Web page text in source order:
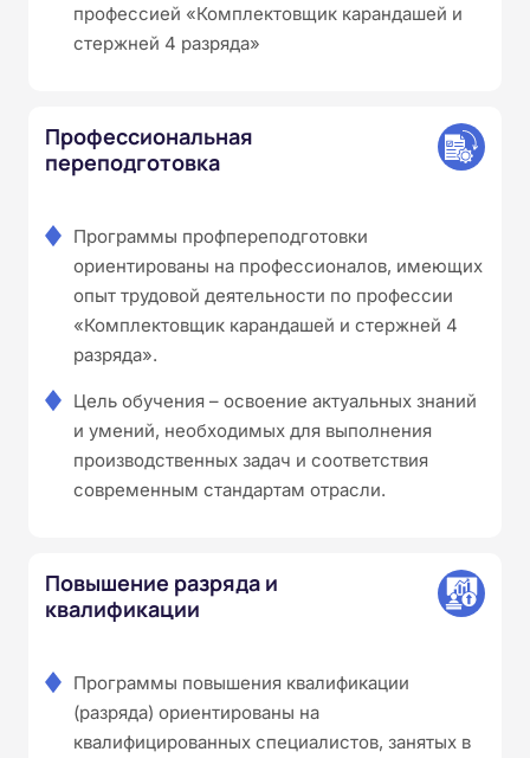
профессией «Комплектовщик карандашей и
стержней 4 разряда»
Профессиональная
переподготовка
Программы профпереподготовки
ориентированы на профессионалов, имеющих
опыт трудовой деятельности по профессии
«Комплектовщик карандашей и стержней 4
разряда».
Цель обучения – освоение актуальных знаний
и умений, необходимых для выполнения
производственных задач и соответствия
современным стандартам отрасли.
Повышение разряда и
квалификации
Программы повышения квалификации
(разряда) ориентированы на
квалифицированных специалистов, занятых в